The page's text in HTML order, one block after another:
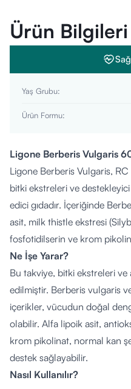
Ürün Bilgileri
Yaş Grubu:
Ürün Formu:
Ligone Berberis Vulgaris
Ligone Berberis Vulgaris,
bitki ekstreleri ve
edici gıdadır. İçeriğinde
asit, milk thistle ekstresi
fosfotidilserin ve krom
Ne İşe Yarar?
Bu takviye, bitki ekstreleri
edilmiştir. Berberis vulgaris
içerikler, vücudun doğal
olabilir. Alfa lipoik asit,
krom pikolinat, normal kan
destek sağlayabilir.
Nasıl Kullanılır?